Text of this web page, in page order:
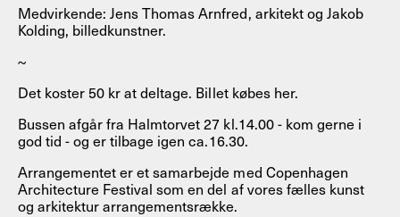
Medvirkende: Jens Thomas Arnfred, arkitekt og Jakob
Kolding, billedkunstner.
~
Det koster 50 kr at deltage. Billet købes her.
Bussen afgår fra Halmtorvet 27 kl.14.00 - kom gerne i
god tid - og er tilbage igen ca.16.30.
Arrangementet er et samarbejde med Copenhagen
Architecture Festival som en del af vores fælles kunst
og arkitektur arrangementsrække.